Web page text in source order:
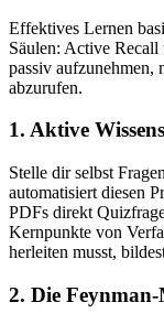
Effektives Lernen
Säulen: Active
passiv aufzunehmen,
abzurufen.
1. Aktive
Stelle dir selbst
automatisiert diesen
PDFs direkt
Kernpunkte von
herleiten musst,
2. Die